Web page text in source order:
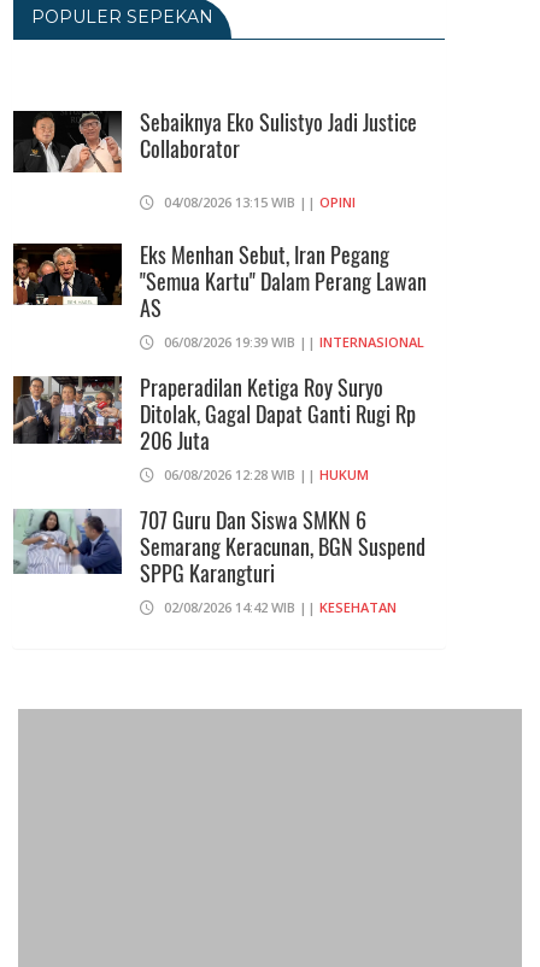
06/08/2026 19:02 WIB ||
Sekolah Di Jaksel
06/08/2026 17:40 WIB ||
Ditunda, Pajak Untuk Pedagang
Online Baru Diterapkan 1 November
2026
06/08/2026 14:23 WIB ||DKI JAKARTA
POPULER SEPEKAN
Sebaiknya Eko Sulistyo Jadi Justice
Collaborator
04/08/2026 13:15 WIB || OPINI
Eks Menhan Sebut, Iran Pegang
"Semua Kartu" Dalam Perang Lawan
AS
06/08/2026 19:39 WIB || INTERNASIONAL
Praperadilan Ketiga Roy Suryo
Ditolak, Gagal Dapat Ganti Rugi Rp
206 Juta
06/08/2026 12:28 WIB || HUKUM
707 Guru Dan Siswa SMKN 6
Semarang Keracunan, BGN Suspend
SPPG Karangturi
02/08/2026 14:42 WIB || KESEHATAN
Maklumat Merdeka Barat